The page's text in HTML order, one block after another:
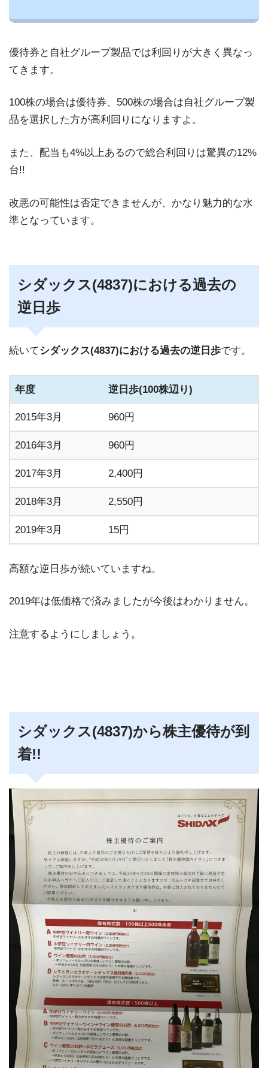
優待券と自社グループ製品では利回りが大きく異なっ
てきます。
100株の場合は優待券、500株の場合は自社グループ製
品を選択した方が高利回りになりますよ。
また、配当も4%以上あるので総合利回りは驚異の12%
台!!
改悪の可能性は否定できませんが、かなり魅力的な水
準となっています。
シダックス(4837)における過去の
逆日歩
続いてシダックス(4837)における過去の逆日歩です。
年度 逆日歩(100株辺り)
2015年3月 960円
2016年3月 960円
2017年3月 2,400円
2018年3月 2,550円
2019年3月 15円
高額な逆日歩が続いていますね。
2019年は低価格で済みましたが今後はわかりません。
注意するようにしましょう。
シダックス(4837)から株主優待が到
着!!